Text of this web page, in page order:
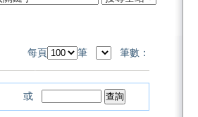
每頁 筆 筆數：
或